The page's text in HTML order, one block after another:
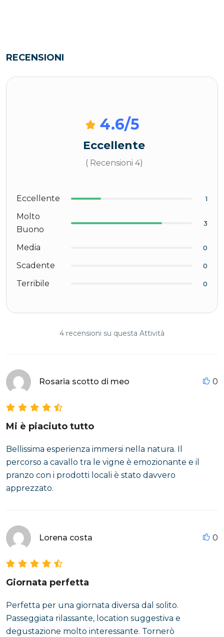
RECENSIONI
4.6/5
Eccellente
( Recensioni 4)
Eccellente 1
Molto
Buono
3
Media 0
Scadente 0
Terribile 0
4 recensioni su questa Attività
Rosaria scotto di meo 0
Mi è piaciuto tutto
Bellissima esperienza immersi nella natura. Il
percorso a cavallo tra le vigne è emozionante e il
pranzo con i prodotti locali è stato davvero
apprezzato.
Lorena costa 0
Giornata perfetta
Perfetta per una giornata diversa dal solito.
Passeggiata rilassante, location suggestiva e
degustazione molto interessante. Tornerò